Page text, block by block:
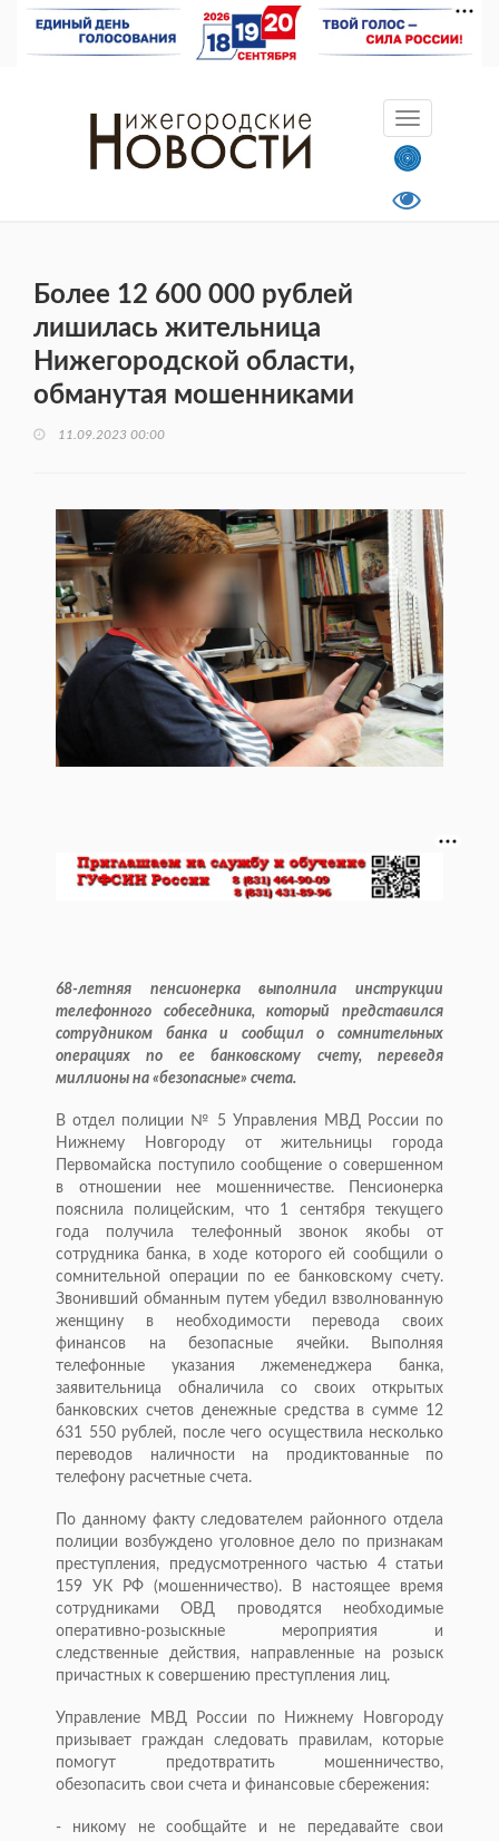
Более 12 600 000 рублей
лишилась жительница
Нижегородской области,
обманутая мошенниками
11.09.2023 00:00
68-летняя пенсионерка выполнила инструкции
телефонного собеседника, который представился
сотрудником банка и сообщил о сомнительных
операциях по ее банковскому счету, переведя
миллионы на «безопасные» счета.
В отдел полиции № 5 Управления МВД России по
Нижнему Новгороду от жительницы города
Первомайска поступило сообщение о совершенном
в отношении нее мошенничестве. Пенсионерка
пояснила полицейским, что 1 сентября текущего
года получила телефонный звонок якобы от
сотрудника банка, в ходе которого ей сообщили о
сомнительной операции по ее банковскому счету.
Звонивший обманным путем убедил взволнованную
женщину в необходимости перевода своих
финансов на безопасные ячейки. Выполняя
телефонные указания лжеменеджера банка,
заявительница обналичила со своих открытых
банковских счетов денежные средства в сумме 12
631 550 рублей, после чего осуществила несколько
переводов наличности на продиктованные по
телефону расчетные счета.
По данному факту следователем районного отдела
полиции возбуждено уголовное дело по признакам
преступления, предусмотренного частью 4 статьи
159 УК РФ (мошенничество). В настоящее время
сотрудниками ОВД проводятся необходимые
оперативно-розыскные мероприятия и
следственные действия, направленные на розыск
причастных к совершению преступления лиц.
Управление МВД России по Нижнему Новгороду
призывает граждан следовать правилам, которые
помогут предотвратить мошенничество,
обезопасить свои счета и финансовые сбережения:
- никому не сообщайте и не передавайте свои